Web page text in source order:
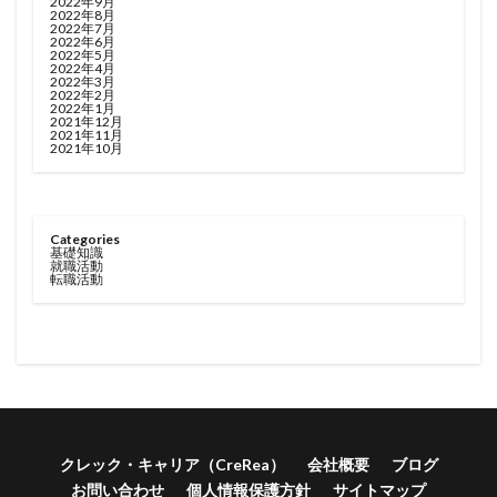
2022年8月
2022年7月
2022年6月
2022年5月
2022年4月
2022年3月
2022年2月
2022年1月
2021年12月
2021年11月
2021年10月
Categories
基礎知識
就職活動
転職活動
クレック・キャリア（CreRea） 会社概要
ブログ
お問い合わせ
個人情報保護方針 サイトマップ